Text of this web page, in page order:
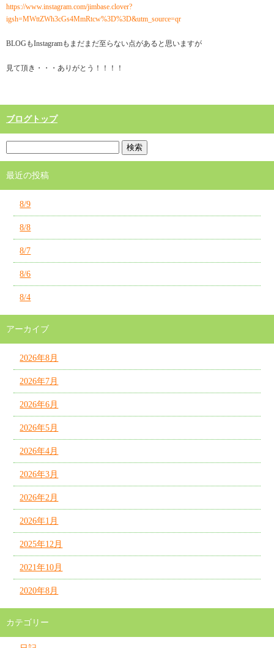
https://www.instagram.com/jimbase.clover?
igsh=MWttZWh3cGs4MmRtcw%3D%3D&utm_source=qr
BLOGもInstagramもまだまだ至らない点があると思いますが
見て頂き・・・ありがとう！！！！
ブログトップ
最近の投稿
8/9
8/8
8/7
8/6
8/4
アーカイブ
2026年8月
2026年7月
2026年6月
2026年5月
2026年4月
2026年3月
2026年2月
2026年1月
2025年12月
2021年10月
2020年8月
カテゴリー